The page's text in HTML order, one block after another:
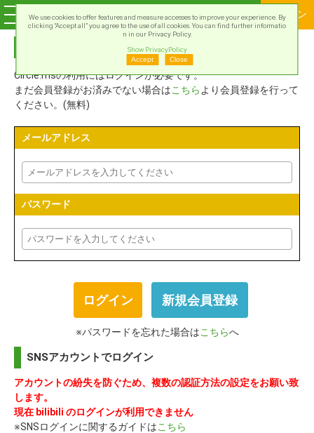
ログイン
Circle.msアカウントでログイン
Circle.msの利用にはログインが必要です。
まだ会員登録がお済みでない場合はこちら より会員登録を行って
ください。(無料)
メールアドレス
パスワード
新規会員登録
※パスワードを忘れた場合はこちらへ
SNSアカウントでログイン
アカウントの紛失を防ぐため、複数の認証方法の設定をお願い致
します。
現在 bilibili のログインが利用できません
※SNSログインに関するガイドはこちら
We use cookies to offer features and measure accesses to improve your experience. By
clicking “Accept all” you agree to the use of all cookies. You can find further informatio
n in our Privacy Policy.
Show PrivacyPolicy
Accept
Close